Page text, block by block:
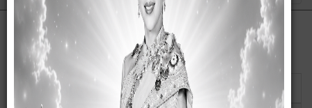
แสดง
ชื่อ
ผู้เขียน